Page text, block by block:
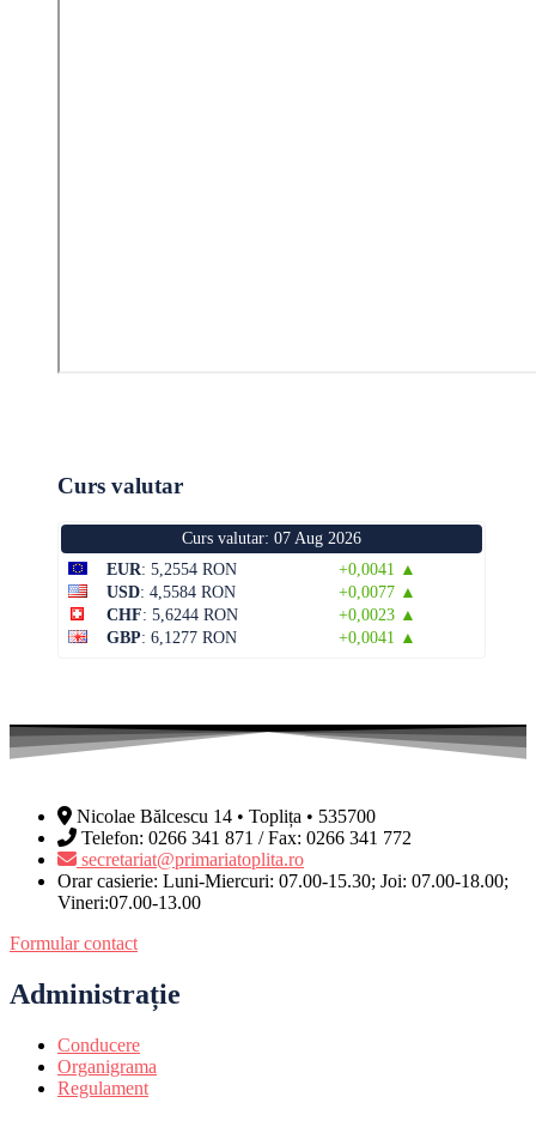
Curs valutar
Curs valutar: 07 Aug 2026
EUR: 5,2554 RON
+0,0041 ▲
USD: 4,5584 RON
+0,0077 ▲
CHF: 5,6244 RON
+0,0023 ▲
GBP: 6,1277 RON +0,0041 ▲
Nicolae Bălcescu 14 • Toplița • 535700
Telefon: 0266 341 871 / Fax: 0266 341 772
secretariat@primariatoplita.ro
Orar casierie: Luni-Miercuri: 07.00-15.30; Joi: 07.00-18.00;
Vineri:07.00-13.00
Formular contact
Administrație
Conducere
Organigrama
Regulament